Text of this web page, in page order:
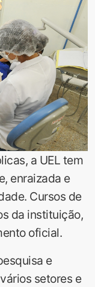
a UEL tem
enraizada e
Cursos de
da instituição,
oficial.
e
setores e